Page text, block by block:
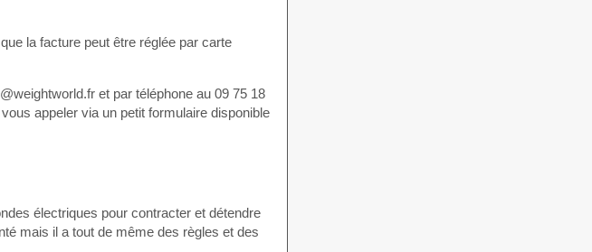
la facture peut être réglée par carte
et par téléphone au 09 75 18
appeler via un petit formulaire disponible
électriques pour contracter et détendre
mais il a tout de même des règles et des